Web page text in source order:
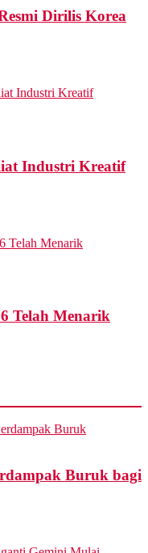
Dirilis Korea
Industri Kreatif
Telah Menarik
Buruk bagi